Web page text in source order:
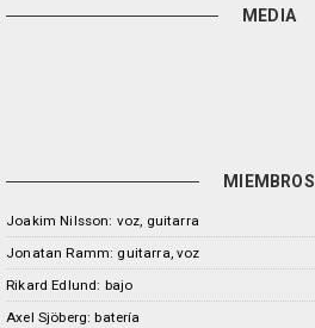
MEDIA
MIEMBROS
Joakim Nilsson: voz, guitarra
Jonatan Ramm: guitarra, voz
Rikard Edlund: bajo
Axel Sjöberg: batería